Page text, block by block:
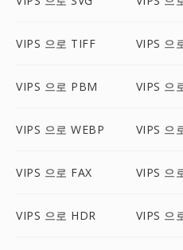
VIPS 으로 TIFF VIPS 으
VIPS 으로 PBM VIPS 으
VIPS 으로 WEBP VIPS 으
VIPS 으로 FAX VIPS 으
VIPS 으로 HDR VIPS 으